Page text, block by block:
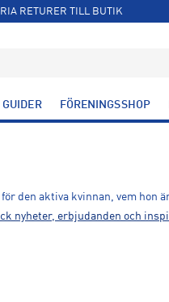
RETURER TILL BUTIK
GUIDER FÖRENINGSSHOP
den aktiva kvinnan, vem
nyheter, erbjudanden och